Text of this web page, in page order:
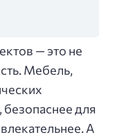
— это не
Мебель,
для
А